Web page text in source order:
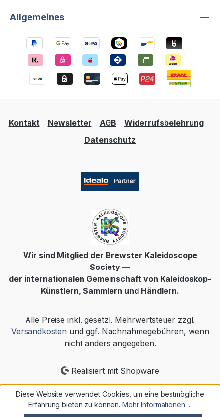
Allgemeines
Kontakt Newsletter AGB
Widerrufsbelehrung
Datenschutz
Wir sind Mitglied der Brewster Kaleidoscope
Society —
der internationalen Gemeinschaft von Kaleidoskop-
Künstlern, Sammlern und Händlern.
Alle Preise inkl. gesetzl. Mehrwertsteuer zzgl.
Versandkosten und ggf. Nachnahmegebühren, wenn
nicht anders angegeben.
Realisiert mit Shopware
Diese Website verwendet Cookies, um eine bestmögliche
Erfahrung bieten zu können. Mehr Informationen ...